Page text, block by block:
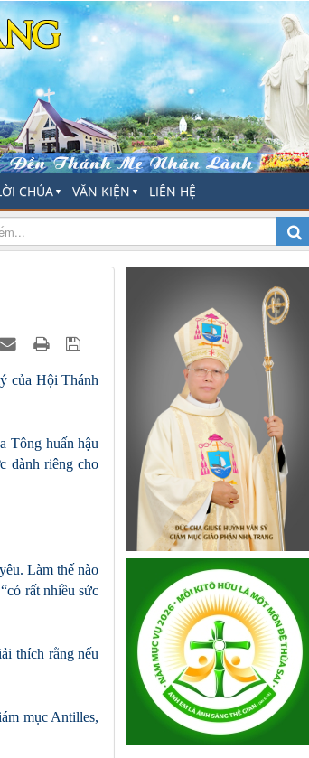
CHÚA ▼ VĂN KIỆN ▼ LIÊN HỆ
của Hội Thánh
Tông huấn hậu
dành riêng cho
Làm thế nào
rất nhiều sức
thích rằng nếu
mục Antilles,